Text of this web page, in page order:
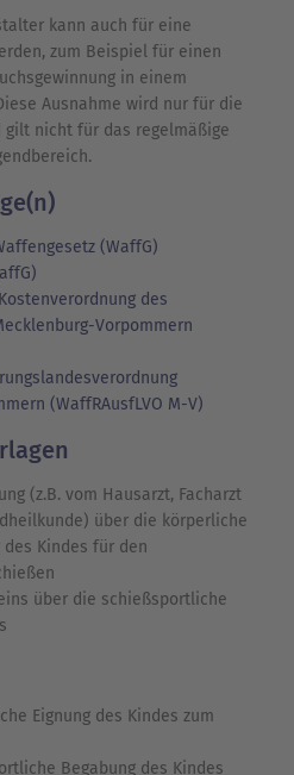
kann auch für eine
zum Beispiel für einen
in einem
Ausnahme wird nur für die
nicht für das regelmäßige
(WaffG)
des
Vorpommern
(WaffRAusfLVO M-V)
(z.B. vom Hausarzt, Facharzt
über die körperliche
des Kindes für den
über die schießsportliche
Eignung des Kindes zum
Begabung des Kindes